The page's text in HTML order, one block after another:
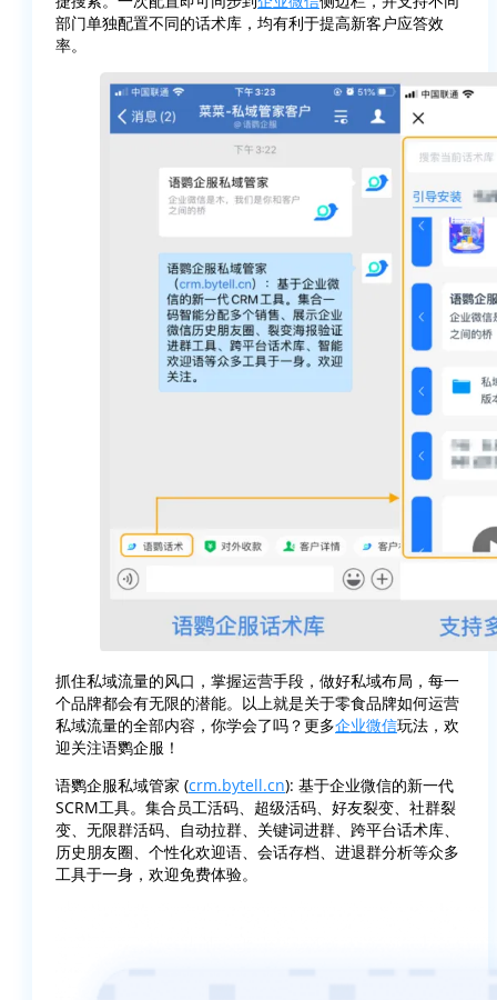
部门单独配置不同的话术库，均有利于提高新客户应答效
率。
抓住私域流量的风口，掌握运营手段，做好私域布局，每一
个品牌都会有无限的潜能。以上就是关于零食品牌如何运营
私域流量的全部内容，你学会了吗？更多企业微信玩法，欢
迎关注语鹦企服！
语鹦企服私域管家 (crm.bytell.cn): 基于企业微信的新一代
SCRM工具。集合员工活码、超级活码、好友裂变、社群裂
变、无限群活码、自动拉群、关键词进群、跨平台话术库、
历史朋友圈、个性化欢迎语、会话存档、进退群分析等众多
工具于一身，欢迎免费体验。